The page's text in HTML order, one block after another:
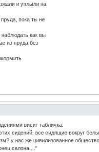
и уплыли на
пока ты не
как вы
из пруда без
висит табличка:
сидений. все сидящие вокруг
у нас же цивилизованное
салона...."